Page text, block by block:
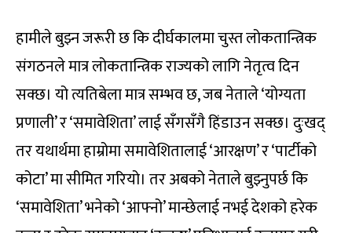
हामीले बुझ्न जरूरी छ कि दीर्घकालमा चुस्त लोकतान्त्रिक
संगठनले मात्र लोकतान्त्रिक राज्यको लागि नेतृत्व दिन
सक्छ। यो त्यतिबेला मात्र सम्भव छ, जब नेताले ‘योग्यता
प्रणाली’ र ‘समावेशिता’ लाई सँगसँगै हिंडाउन सक्छ। दुःखद्
तर यथार्थमा हाम्रोमा समावेशितालाई ‘आरक्षण’ र ‘पार्टीको
कोटा’ मा सीमित गरियो। तर अबको नेताले बुझ्नुपर्छ कि
‘समावेशिता’ भनेको ‘आफ्नो’ मान्छेलाई नभई देशको हरेक